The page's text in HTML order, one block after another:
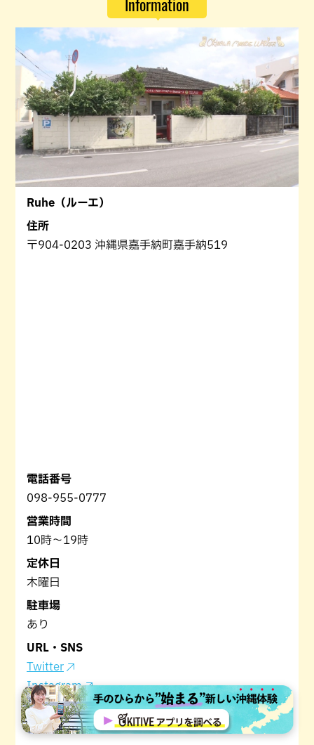
Ruhe（ルーエ）
住所
〒904-0203 沖縄県嘉手納町嘉手納519
電話番号
098-955-0777
営業時間
10時～19時
定休日
木曜日
駐車場
あり
URL・SNS
Twitter
Instagram
Facebook
ホームページ